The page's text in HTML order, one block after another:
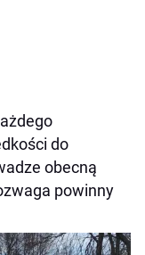
do
obecną
powinny